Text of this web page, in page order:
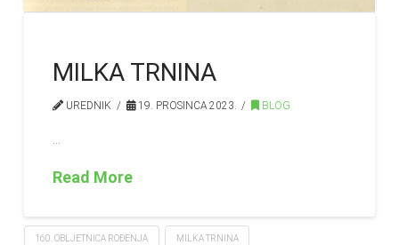
MILKA TRNINA
UREDNIK 19. PROSINCA 2023. BLOG
Read More
160. OBLJETNICA ROĐENJA MILKA TRNINA